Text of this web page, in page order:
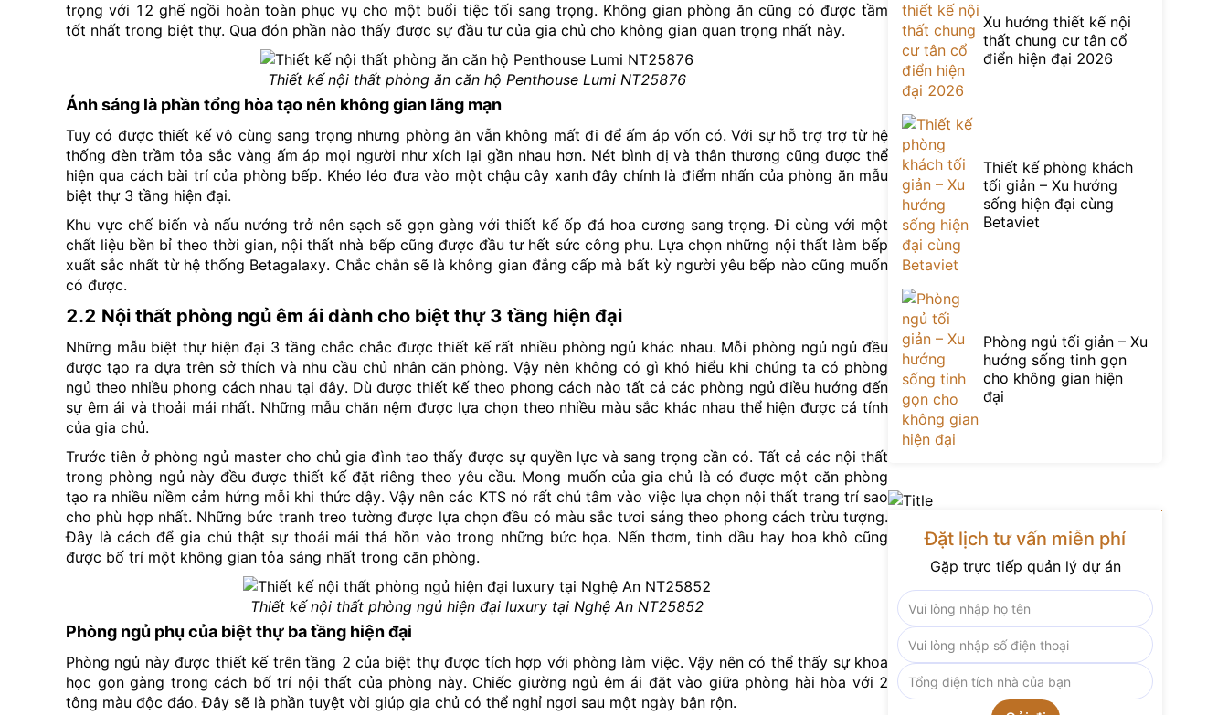
trọng với 12 ghế ngồi hoàn toàn phục vụ cho một buổi tiệc tối sang trọng. Không gian phòng ăn cũng có được tầm
tốt nhất trong biệt thự. Qua đón phần nào thấy được sự đầu tư của gia chủ cho không gian quan trọng nhất này.
Thiết kế nội thất phòng ăn căn hộ Penthouse Lumi NT25876
Ánh sáng là phần tổng hòa tạo nên không gian lãng mạn
Tuy có được thiết kế vô cùng sang trọng nhưng phòng ăn vẫn không mất đi để ấm áp vốn có. Với sự hỗ trợ trợ từ hệ
thống đèn trầm tỏa sắc vàng ấm áp mọi người như xích lại gần nhau hơn. Nét bình dị và thân thương cũng được thể
hiện qua cách bài trí của phòng bếp. Khéo léo đưa vào một chậu cây xanh đây chính là điểm nhấn của phòng ăn mẫu
biệt thự 3 tầng hiện đại.
Khu vực chế biến và nấu nướng trở nên sạch sẽ gọn gàng với thiết kế ốp đá hoa cương sang trọng. Đi cùng với một
chất liệu bền bỉ theo thời gian, nội thất nhà bếp cũng được đầu tư hết sức công phu. Lựa chọn những nội thất làm bếp
xuất sắc nhất từ hệ thống Betagalaxy. Chắc chắn sẽ là không gian đẳng cấp mà bất kỳ người yêu bếp nào cũng muốn
có được.
2.2 Nội thất phòng ngủ êm ái dành cho biệt thự 3 tầng hiện đại
Những mẫu biệt thự hiện đại 3 tầng chắc chắc được thiết kế rất nhiều phòng ngủ khác nhau. Mỗi phòng ngủ ngủ đều
được tạo ra dựa trên sở thích và nhu cầu chủ nhân căn phòng. Vậy nên không có gì khó hiểu khi chúng ta có phòng
ngủ theo nhiều phong cách nhau tại đây. Dù được thiết kế theo phong cách nào tất cả các phòng ngủ điều hướng đến
sự êm ái và thoải mái nhất. Những mẫu chăn nệm được lựa chọn theo nhiều màu sắc khác nhau thể hiện được cá tính
của gia chủ.
Trước tiên ở phòng ngủ master cho chủ gia đình tao thấy được sự quyền lực và sang trọng cần có. Tất cả các nội thất
trong phòng ngủ này đều được thiết kế đặt riêng theo yêu cầu. Mong muốn của gia chủ là có được một căn phòng
tạo ra nhiều niềm cảm hứng mỗi khi thức dậy. Vậy nên các KTS nó rất chú tâm vào việc lựa chọn nội thất trang trí sao
cho phù hợp nhất. Những bức tranh treo tường được lựa chọn đều có màu sắc tươi sáng theo phong cách trừu tượng.
Đây là cách để gia chủ thật sự thoải mái thả hồn vào trong những bức họa. Nến thơm, tinh dầu hay hoa khô cũng
được bố trí một không gian tỏa sáng nhất trong căn phòng.
Thiết kế nội thất phòng ngủ hiện đại luxury tại Nghệ An NT25852
Phòng ngủ phụ của biệt thự ba tầng hiện đại
Phòng ngủ này được thiết kế trên tầng 2 của biệt thự được tích hợp với phòng làm việc. Vậy nên có thể thấy sự khoa
học gọn gàng trong cách bố trí nội thất của phòng này. Chiếc giường ngủ êm ái đặt vào giữa phòng hài hòa với 2
tông màu độc đáo. Đây sẽ là phần tuyệt vời giúp gia chủ có thể nghỉ ngơi sau một ngày bận rộn.
Xu hướng thiết kế nội
thất chung cư tân cổ
điển hiện đại 2026
Thiết kế phòng khách
tối giản – Xu hướng
sống hiện đại cùng
Betaviet
Phòng ngủ tối giản – Xu
hướng sống tinh gọn
cho không gian hiện
đại
Đặt lịch tư vấn miễn phí
Gặp trực tiếp quản lý dự án